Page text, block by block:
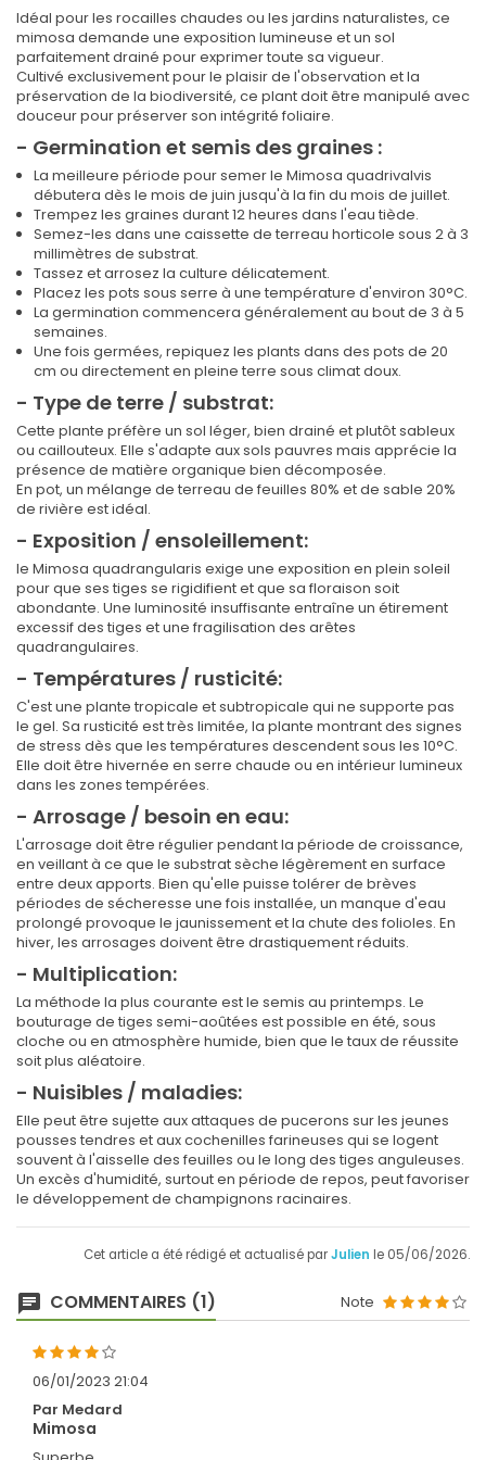
Idéal pour les rocailles chaudes ou les jardins naturalistes, ce
mimosa demande une exposition lumineuse et un sol
parfaitement drainé pour exprimer toute sa vigueur.
Cultivé exclusivement pour le plaisir de l'observation et la
préservation de la biodiversité, ce plant doit être manipulé avec
douceur pour préserver son intégrité foliaire.
- Germination et semis des graines :
La meilleure période pour semer le Mimosa quadrivalvis
débutera dès le mois de juin jusqu'à la fin du mois de juillet.
Trempez les graines durant 12 heures dans l'eau tiède.
Semez-les dans une caissette de terreau horticole sous 2 à 3
millimètres de substrat.
Tassez et arrosez la culture délicatement.
Placez les pots sous serre à une température d'environ 30°C.
La germination commencera généralement au bout de 3 à 5
semaines.
Une fois germées, repiquez les plants dans des pots de 20
cm ou directement en pleine terre sous climat doux.
- Type de terre / substrat:
Cette plante préfère un sol léger, bien drainé et plutôt sableux
ou caillouteux. Elle s'adapte aux sols pauvres mais apprécie la
présence de matière organique bien décomposée.
En pot, un mélange de terreau de feuilles 80% et de sable 20%
de rivière est idéal.
- Exposition / ensoleillement:
le Mimosa quadrangularis exige une exposition en plein soleil
pour que ses tiges se rigidifient et que sa floraison soit
abondante. Une luminosité insuffisante entraîne un étirement
excessif des tiges et une fragilisation des arêtes
quadrangulaires.
- Températures / rusticité:
C'est une plante tropicale et subtropicale qui ne supporte pas
le gel. Sa rusticité est très limitée, la plante montrant des signes
de stress dès que les températures descendent sous les 10°C.
Elle doit être hivernée en serre chaude ou en intérieur lumineux
dans les zones tempérées.
- Arrosage / besoin en eau:
L'arrosage doit être régulier pendant la période de croissance,
en veillant à ce que le substrat sèche légèrement en surface
entre deux apports. Bien qu'elle puisse tolérer de brèves
périodes de sécheresse une fois installée, un manque d'eau
prolongé provoque le jaunissement et la chute des folioles. En
hiver, les arrosages doivent être drastiquement réduits.
- Multiplication:
La méthode la plus courante est le semis au printemps. Le
bouturage de tiges semi-aoûtées est possible en été, sous
cloche ou en atmosphère humide, bien que le taux de réussite
soit plus aléatoire.
- Nuisibles / maladies:
Elle peut être sujette aux attaques de pucerons sur les jeunes
pousses tendres et aux cochenilles farineuses qui se logent
souvent à l'aisselle des feuilles ou le long des tiges anguleuses.
Un excès d'humidité, surtout en période de repos, peut favoriser
le développement de champignons racinaires.
Cet article a été rédigé et actualisé parJulien le 05/06/2026.
COMMENTAIRES (1) Note
06/01/2023 21:04
Par Medard
Mimosa